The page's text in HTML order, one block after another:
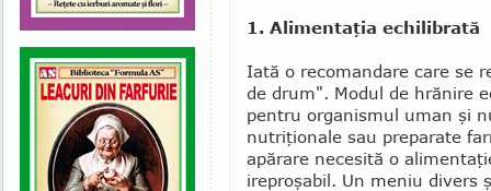
1. Alimentaţia echilibrată
Iată o recomandare care se
de drum". Modul de hrănire
pentru organismul uman şi
nutriţio­nale sau preparate
apărare necesită o
ireproşabil. Un meniu divers